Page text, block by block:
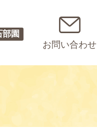
園
お問い合わせ